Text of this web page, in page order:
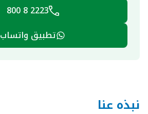
2223 8 800
تطبيق واتساب
نبذه عنا